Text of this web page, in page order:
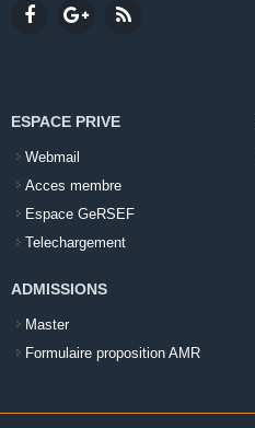
ESPACE PRIVE
Webmail
Acces membre
Espace GeRSEF
Telechargement
ADMISSIONS
Master
Formulaire proposition AMR